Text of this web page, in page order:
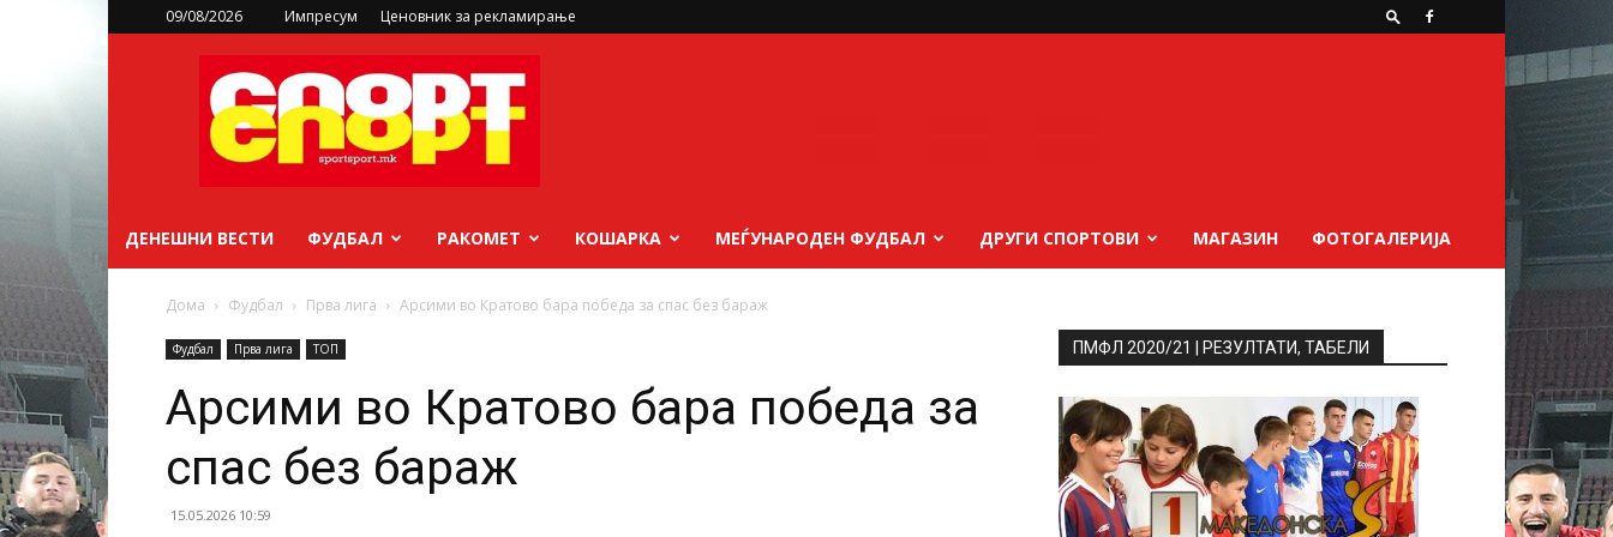
09/08/2026 Импресум Ценовник за рекламирање
sportsport.mk
ДЕНЕШНИ ВЕСТИ ФУДБАЛ РАКОМЕТ КОШАРКА МЕЃУНАРОДЕН ФУДБАЛ ДРУГИ СПОРТОВИ МАГАЗИН ФОТОГАЛЕРИЈА
Дома Фудбал Прва лига Арсими во Кратово бара победа за спас без бараж
Фудбал Прва лига ТОП
Арсими во Кратово бара победа за
спас без бараж
15.05.2026 10:59
ПМФЛ 2020/21 | РЕЗУЛТАТИ, ТАБЕЛИ